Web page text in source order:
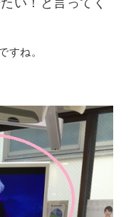
すね。